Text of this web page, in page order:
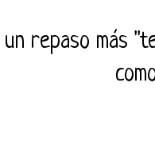
repaso más